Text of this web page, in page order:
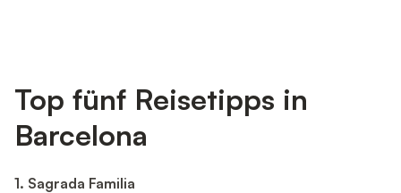
Top fünf Reisetipps in
Barcelona
1. Sagrada Familia